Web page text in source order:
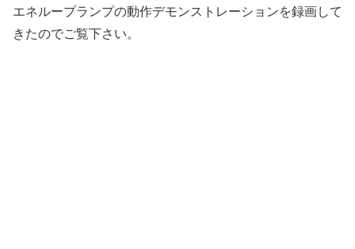
エネループランプの動作デモンストレーションを録画して
きたのでご覧下さい。